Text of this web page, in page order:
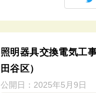
照明器具交換電気工
田谷区）
公開日： 2025年5月9日